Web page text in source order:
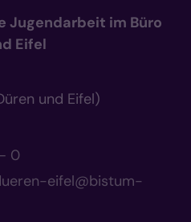
Jugendarbeit im Büro
Eifel
und Eifel)
0
eifel@bistum-